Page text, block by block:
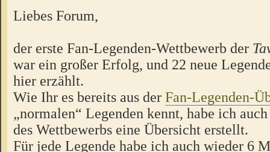
Liebes Forum,
der erste Fan-Legenden-Wettbewerb der
war ein großer Erfolg, und 22 neue
hier erzählt.
Wie Ihr es bereits aus der Fan-Legenden-
„normalen“ Legenden kennt, habe ich
des Wettbewerbs eine Übersicht erstellt.
Für jede Legende habe ich auch wieder 6